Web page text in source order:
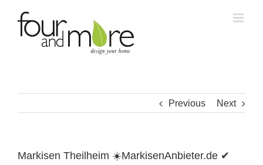
content
Previous Next
Markisen Theilheim ☀️MarkisenAnbieter.de ✔